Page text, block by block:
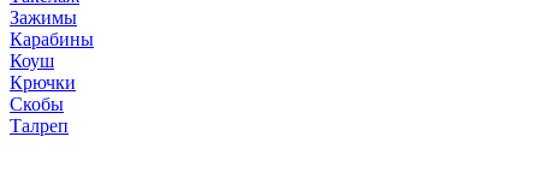
Зажимы
Карабины
Коуш
Крючки
Скобы
Талреп